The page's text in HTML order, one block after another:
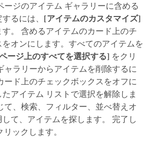
ージのアイテム ギャラリーに含める
るには、 [アイテムのカスタマイズ]
。 含めるアイテムのカード上のチ
をオンにします。すべてのアイテムを
ージ上のすべてを選択する] をクリ
ャラリーからアイテムを削除するに
ード上のチェックボックスをオフに
アイテム リストで選択を解除しま
て、検索、フィルター、並べ替えオ
て、アイテムを探します。 完了し
リックします。